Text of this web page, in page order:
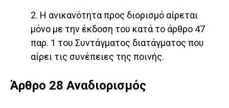
2. Η ανικανότητα προς διορισμό αίρεται
μόνο με την έκδοση του κατά το άρθρο 47
παρ. 1 του Συντάγματος διατάγματος που
αίρει τις συνέπειες της ποινής.
Άρθρο 28 Αναδιορισμός